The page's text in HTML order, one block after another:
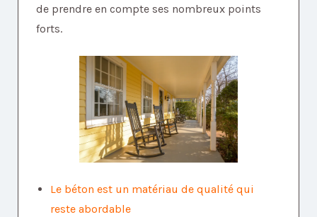
de prendre en compte ses nombreux points
forts.
Le béton est un matériau de qualité qui
reste abordable